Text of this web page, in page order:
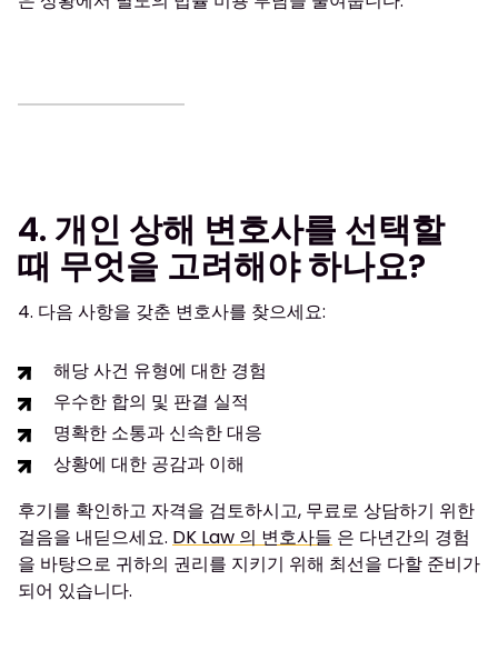
4. 개인 상해 변호사를 선택할
때 무엇을 고려해야 하나요?
4. 다음 사항을 갖춘 변호사를 찾으세요:
해당 사건 유형에 대한 경험
우수한 합의 및 판결 실적
명확한 소통과 신속한 대응
상황에 대한 공감과 이해
후기를 확인하고 자격을 검토하시고, 무료로 상담하기 위한
걸음을 내딛으세요. DK Law 의 변호사들 은 다년간의 경험
을 바탕으로 귀하의 권리를 지키기 위해 최선을 다할 준비가
되어 있습니다.